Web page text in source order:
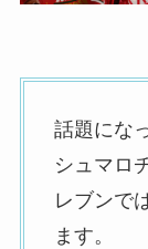
話題にな
シュマロ
レブンで
ます。